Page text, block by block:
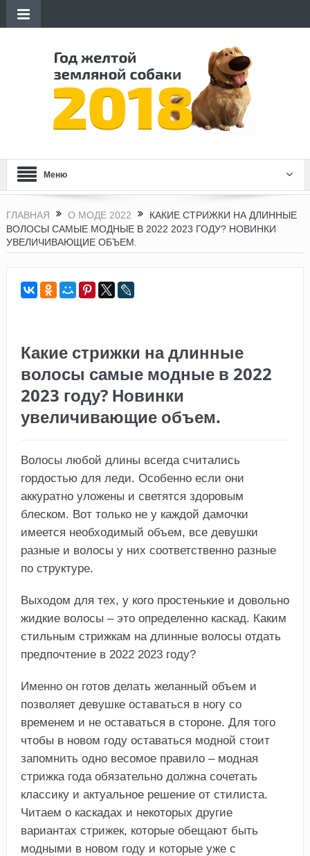
Меню
ГЛАВНАЯ О МОДЕ 2022
КАКИЕ СТРИЖКИ НА ДЛИННЫЕ
ВОЛОСЫ САМЫЕ МОДНЫЕ В 2022 2023 ГОДУ? НОВИНКИ
УВЕЛИЧИВАЮЩИЕ ОБЪЕМ.
Какие стрижки на длинные
волосы самые модные в 2022
2023 году? Новинки
увеличивающие объем.
Волосы любой длины всегда считались
гордостью для леди. Особенно если они
аккуратно уложены и светятся здоровым
блеском. Вот только не у каждой дамочки
имеется необходимый объем, все девушки
разные и волосы у них соответственно разные
по структуре.
Выходом для тех, у кого простенькие и довольно
жидкие волосы – это определенно каскад. Каким
стильным стрижкам на длинные волосы отдать
предпочтение в 2022 2023 году?
Именно он готов делать желанный объем и
позволяет девушке оставаться в ногу со
временем и не оставаться в стороне. Для того
чтобы в новом году оставаться модной стоит
запомнить одно весомое правило – модная
стрижка года обязательно должна сочетать
классику и актуальное решение от стилиста.
Читаем о каскадах и некоторых другие
вариантах стрижек, которые обещают быть
модными в новом году и которые уже с